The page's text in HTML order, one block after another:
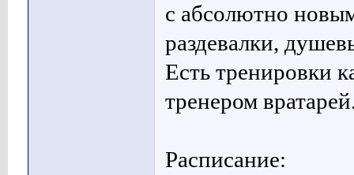
с абсолютно
раздевалки,
Есть тренировки
тренером
Расписание: